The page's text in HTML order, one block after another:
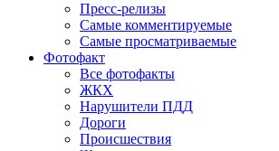
Пресс-релизы
Самые комментируемые
Самые просматриваемые
Фотофакт
Все фотофакты
ЖКХ
Нарушители ПДД
Дороги
Происшествия